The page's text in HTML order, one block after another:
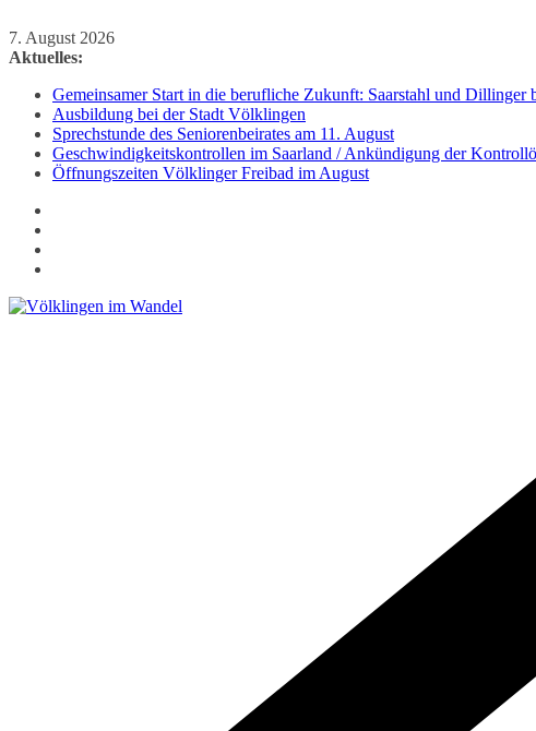
Zum
Inhalt
7. August 2026
Aktuelles:
Gemeinsamer Start in die berufliche Zukunft: Saarstahl und Dillinger
Ausbildung bei der Stadt Völklingen
Sprechstunde des Seniorenbeirates am 11. August
Geschwindigkeitskontrollen im Saarland / Ankündigung der
Öffnungszeiten Völklinger Freibad im August